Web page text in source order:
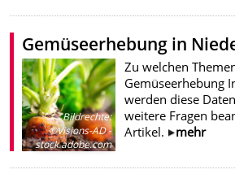
Gemüseerhebung in
Bildrechte:
©Visions-AD -
stock.adobe.com
Zu welchen
Gemüseerhebung
werden diese
weitere Fragen
Artikel.
mehr